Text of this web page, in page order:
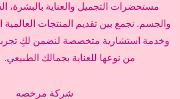
مستحضرات التجميل والعناية بالبشرة،
والجسم. نجمع بين تقديم المنتجات العالمية
وخدمة استشارية متخصصة لنضمن لكِ
من نوعها للعناية بجمالك الطبيعي.
شركة مرخصه